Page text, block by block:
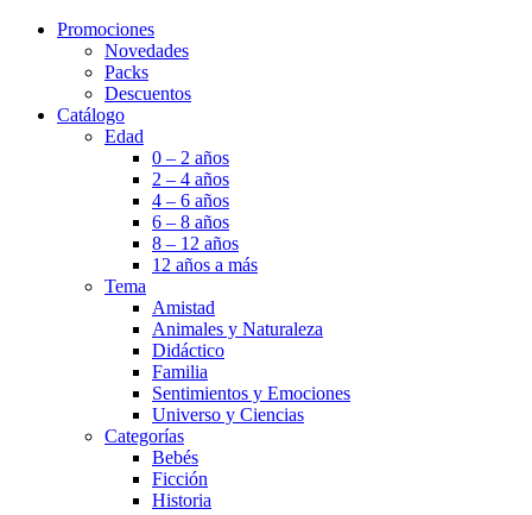
Promociones
Novedades
Packs
Descuentos
Catálogo
Edad
0 – 2 años
2 – 4 años
4 – 6 años
6 – 8 años
8 – 12 años
12 años a más
Tema
Amistad
Animales y Naturaleza
Didáctico
Familia
Sentimientos y Emociones
Universo y Ciencias
Categorías
Bebés
Ficción
Historia